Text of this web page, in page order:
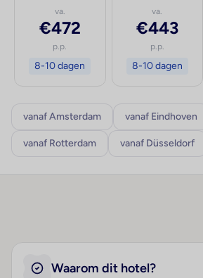
va.
€472
p.p.
8-10 dagen
va.
€443
p.p.
8-10 dagen
vanaf Amsterdam vanaf Eindhoven
vanaf Rotterdam vanaf Düsseldorf
Waarom dit hotel?